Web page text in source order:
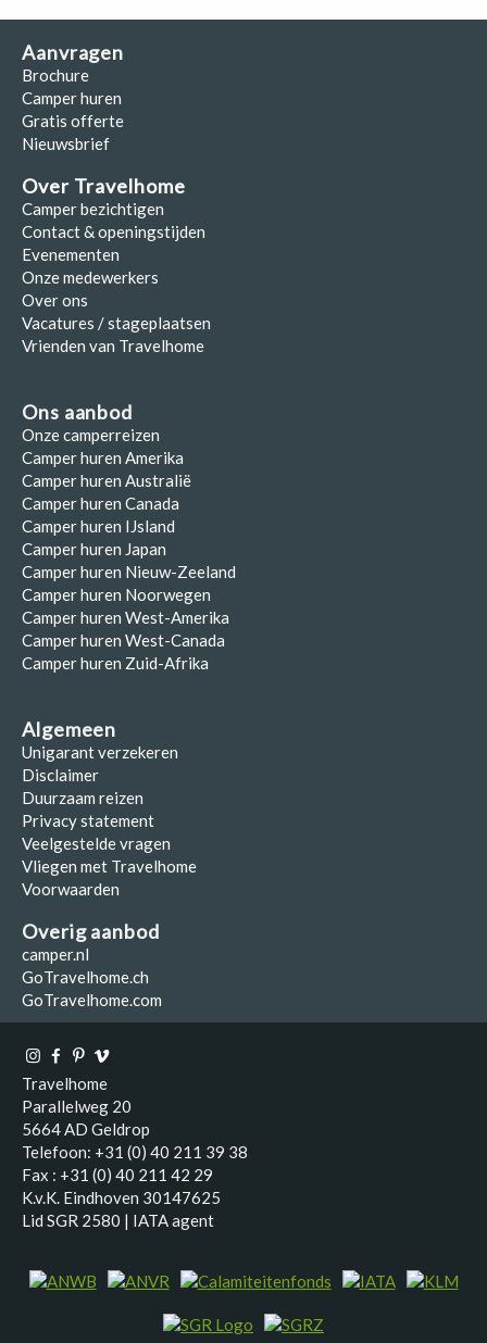
Aanvragen
Brochure
Camper huren
Gratis offerte
Nieuwsbrief
Over Travelhome
Camper bezichtigen
Contact & openingstijden
Evenementen
Onze medewerkers
Over ons
Vacatures / stageplaatsen
Vrienden van Travelhome
Ons aanbod
Onze camperreizen
Camper huren Amerika
Camper huren Australië
Camper huren Canada
Camper huren IJsland
Camper huren Japan
Camper huren Nieuw-Zeeland
Camper huren Noorwegen
Camper huren West-Amerika
Camper huren West-Canada
Camper huren Zuid-Afrika
Algemeen
Unigarant verzekeren
Disclaimer
Duurzaam reizen
Privacy statement
Veelgestelde vragen
Vliegen met Travelhome
Voorwaarden
Overig aanbod
camper.nl
GoTravelhome.ch
GoTravelhome.com
Travelhome
Parallelweg 20
5664 AD Geldrop
Telefoon: +31 (0) 40 211 39 38
Fax : +31 (0) 40 211 42 29
K.v.K. Eindhoven 30147625
Lid SGR 2580 | IATA agent